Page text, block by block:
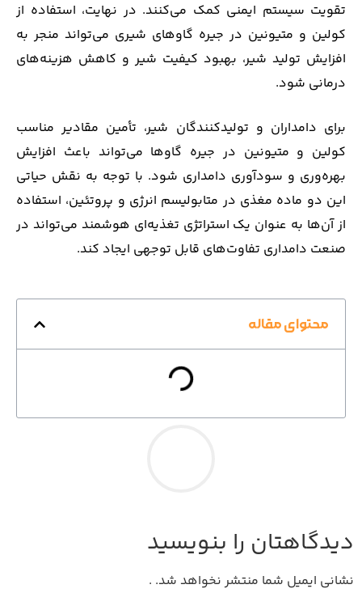
تقویت سیستم ایمنی کمک می‌کنند. در نهایت، استفاده از
کولین و متیونین در جیره گاوهای شیری می‌تواند منجر به
افزایش تولید شیر، بهبود کیفیت شیر و کاهش هزینه‌های
درمانی شود.
برای دامداران و تولیدکنندگان شیر، تأمین مقادیر مناسب
کولین و متیونین در جیره گاوها می‌تواند باعث افزایش
بهره‌وری و سودآوری دامداری شود. با توجه به نقش حیاتی
این دو ماده مغذی در متابولیسم انرژی و پروتئین، استفاده
از آن‌ها به عنوان یک استراتژی تغذیه‌ای هوشمند می‌تواند در
صنعت دامداری تفاوت‌های قابل توجهی ایجاد کند.
محتوای مقاله
دیدگاهتان را بنویسید
نشانی ایمیل شما منتشر نخواهد شد. .